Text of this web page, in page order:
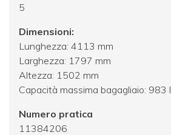
5
Dimensioni:
Lunghezza: 4113 mm
Larghezza: 1797 mm
Altezza: 1502 mm
Capacità massima bagagliaio: 983 l
Numero pratica
11384206